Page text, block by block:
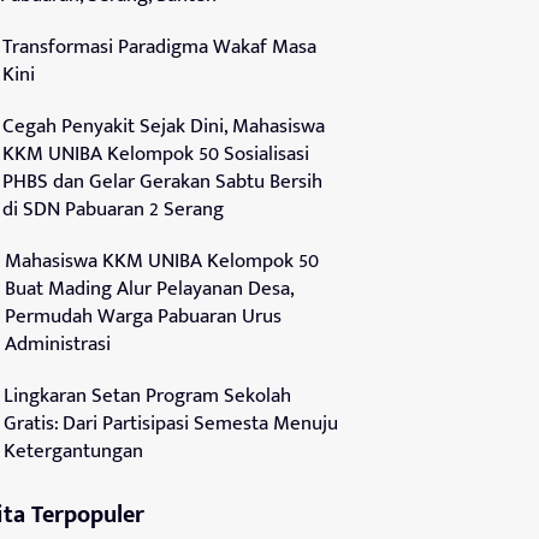
Transformasi Paradigma Wakaf Masa
Kini
Cegah Penyakit Sejak Dini, Mahasiswa
KKM UNIBA Kelompok 50 Sosialisasi
PHBS dan Gelar Gerakan Sabtu Bersih
di SDN Pabuaran 2 Serang
Mahasiswa KKM UNIBA Kelompok 50
Buat Mading Alur Pelayanan Desa,
Permudah Warga Pabuaran Urus
Administrasi
Lingkaran Setan Program Sekolah
Gratis: Dari Partisipasi Semesta Menuju
Ketergantungan
Terpopuler